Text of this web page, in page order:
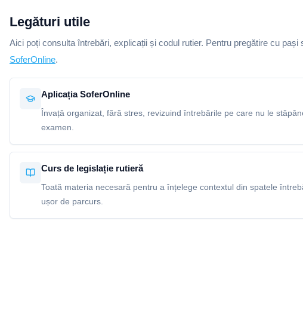
Legături utile
Aici poți consulta întrebări, explicații și codul rutier. Pentru pregătire cu pași
SoferOnline.
Aplicația SoferOnline
Învață organizat, fără stres, revizuind întrebările pe care nu le
examen.
Curs de legislație rutieră
Toată materia necesară pentru a înțelege contextul din spatele
ușor de parcurs.